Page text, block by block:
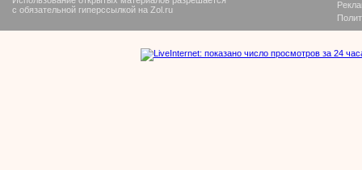
с обязательной гиперссылкой на Zol.ru